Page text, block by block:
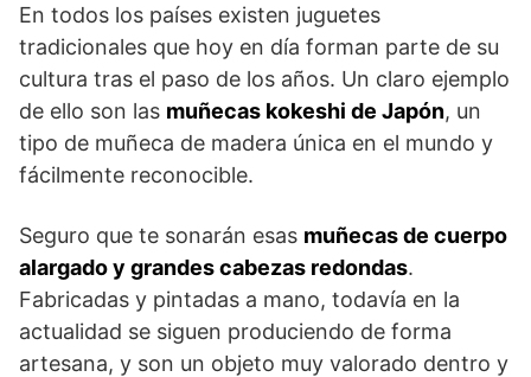
En todos los países existen juguetes
tradicionales que hoy en día forman parte de su
cultura tras el paso de los años. Un claro ejemplo
de ello son las muñecas kokeshi de Japón, un
tipo de muñeca de madera única en el mundo y
fácilmente reconocible.
Seguro que te sonarán esas muñecas de cuerpo
alargado y grandes cabezas redondas.
Fabricadas y pintadas a mano, todavía en la
actualidad se siguen produciendo de forma
artesana, y son un objeto muy valorado dentro y